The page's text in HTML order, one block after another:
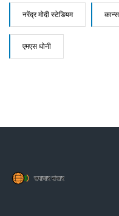
नरेंद्र मोदी स्टेडियम
एमएस धोनी